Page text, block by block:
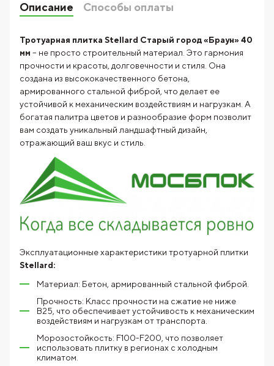
Описание Способы оплаты
Тротуарная плитка Stellard Старый город «Браун» 40
мм – не просто строительный материал. Это гармония
прочности и красоты, долговечности и стиля. Она
создана из высококачественного бетона,
армированного стальной фиброй, что делает ее
устойчивой к механическим воздействиям и нагрузкам. А
богатая палитра цветов и разнообразие форм позволит
вам создать уникальный ландшафтный дизайн,
отражающий ваш вкус и стиль.
Эксплуатационные характеристики тротуарной плитки
Stellard:
Материал: Бетон, армированный стальной фиброй.
Прочность: Класс прочности на сжатие не ниже
В25, что обеспечивает устойчивость к механическим
воздействиям и нагрузкам от транспорта.
Морозостойкость: F100-F200, что позволяет
использовать плитку в регионах с холодным
климатом.